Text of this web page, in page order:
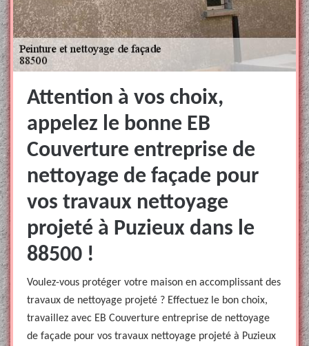
Attention à vos choix,
appelez le bonne EB
Couverture entreprise de
nettoyage de façade pour
vos travaux nettoyage
projeté à Puzieux dans le
88500 !
Voulez-vous protéger votre maison en accomplissant des
travaux de nettoyage projeté ? Effectuez le bon choix,
travaillez avec EB Couverture entreprise de nettoyage
de façade pour vos travaux nettoyage projeté à Puzieux